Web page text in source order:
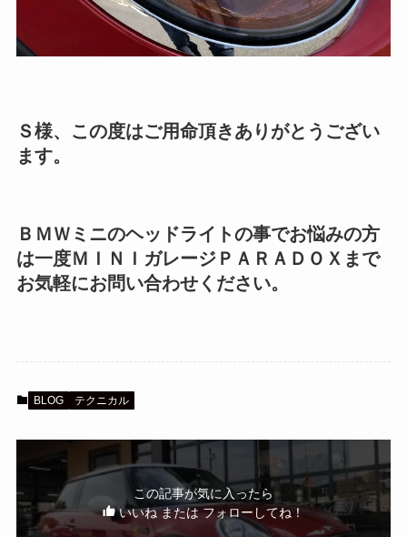
Ｓ様、この度はご用命頂きありがとうござい
ます。
ＢＭＷミニのヘッドライトの事でお悩みの方
は一度ＭＩＮＩガレージＰＡＲＡＤＯＸまで
お気軽にお問い合わせください。
BLOG テクニカル
この記事が気に入ったら
いいね または フォローしてね！